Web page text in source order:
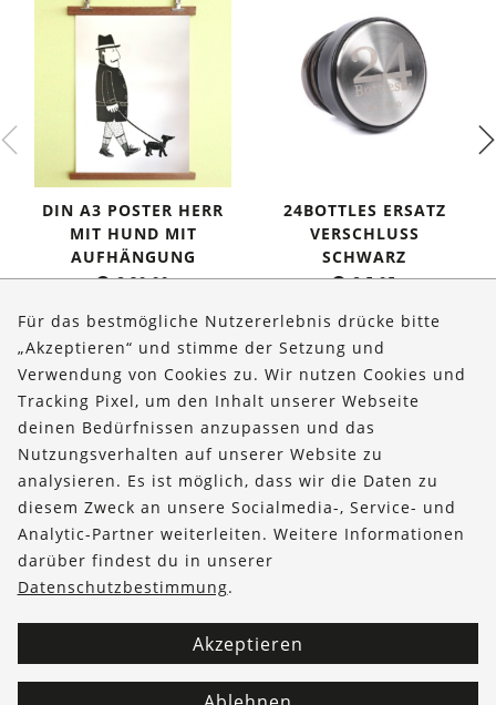
DIN A3 POSTER HERR
MIT HUND MIT
AUFHÄNGUNG
€29,90
24BOTTLES ERSATZ
VERSCHLUSS
SCHWARZ
€5,95
Über uns
Bestellungen
Kontakt & Hilfe
FOLLOW US
Für das bestmögliche Nutzererlebnis drücke bitte
„Akzeptieren“ und stimme der Setzung und
Verwendung von Cookies zu. Wir nutzen Cookies und
Tracking Pixel, um den Inhalt unserer Webseite
deinen Bedürfnissen anzupassen und das
Nutzungsverhalten auf unserer Website zu
analysieren. Es ist möglich, dass wir die Daten zu
diesem Zweck an unsere Socialmedia-, Service- und
Analytic-Partner weiterleiten. Weitere Informationen
darüber findest du in unserer
Datenschutzbestimmung.
Akzeptieren